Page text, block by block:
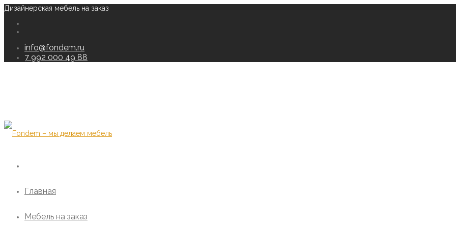
Дизайнерская мебель на заказ
info@fondem.ru
7 992 000 49 88
Главная
Мебель на заказ